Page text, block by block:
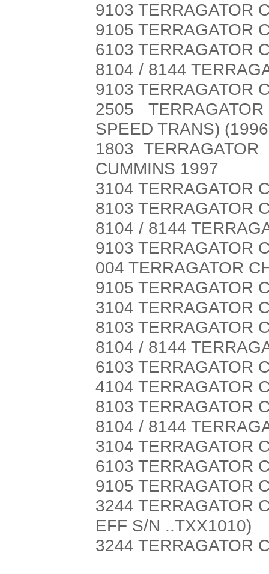
9103 TERRAGATOR
9105 TERRAGATOR
6103 TERRAGATOR
8104 / 8144
9103 TERRAGATOR
2505
SPEED TRANS)
1803
CUMMINS 1997
3104 TERRAGATOR
8103 TERRAGATOR
8104 / 8144
9103 TERRAGATOR
004 TERRAGATOR
9105 TERRAGATOR
3104 TERRAGATOR
8103 TERRAGATOR
8104 / 8144
6103 TERRAGATOR
4104 TERRAGATOR
8103 TERRAGATOR
8104 / 8144
3104 TERRAGATOR
6103 TERRAGATOR
9105 TERRAGATOR
3244 TERRAGATOR
EFF S/N ..TXX1010)
3244 TERRAGATOR